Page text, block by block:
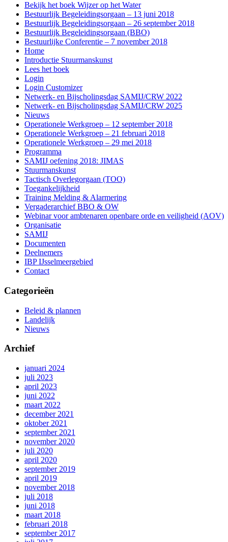
Bekijk het boek Wijzer op het Water
Bestuurlijk Begeleidingsorgaan – 13 juni 2018
Bestuurlijk Begeleidingsorgaan – 26 september 2018
Bestuurlijk Begeleidingsorgaan (BBO)
Bestuurlijke Conferentie – 7 november 2018
Home
Introductie Stuurmanskunst
Lees het boek
Login
Login Customizer
Netwerk- en Bijscholingsdag SAMIJ/CRW 2022
Netwerk- en Bijscholingsdag SAMIJ/CRW 2025
Nieuws
Operationele Werkgroep – 12 september 2018
Operationele Werkgroep – 21 februari 2018
Operationele Werkgroep – 29 mei 2018
Programma
SAMIJ oefening 2018: JIMAS
Stuurmanskunst
Tactisch Overlegorgaan (TOO)
Toegankelijkheid
Training Melding & Alarmering
Vergaderarchief BBO & OW
Webinar voor ambtenaren openbare orde en veiligheid (AOV)
Organisatie
SAMIJ
Documenten
Deelnemers
IBP IJsselmeergebied
Contact
Categorieën
Beleid & plannen
Landelijk
Nieuws
Archief
januari 2024
juli 2023
april 2023
juni 2022
maart 2022
december 2021
oktober 2021
september 2021
november 2020
juli 2020
april 2020
september 2019
april 2019
november 2018
juli 2018
juni 2018
maart 2018
februari 2018
september 2017